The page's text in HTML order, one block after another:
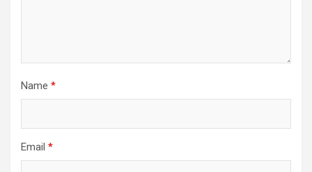
Name *
Email *